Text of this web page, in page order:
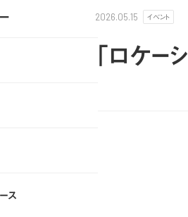
ス
ス
2026.05.15 イベント
「ロケー